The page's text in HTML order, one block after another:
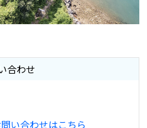
合わせ
い合わせはこちら